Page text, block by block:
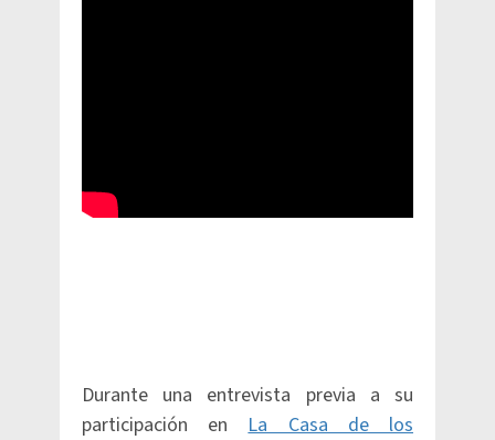
Durante una entrevista previa a su
participación enLa Casa de los